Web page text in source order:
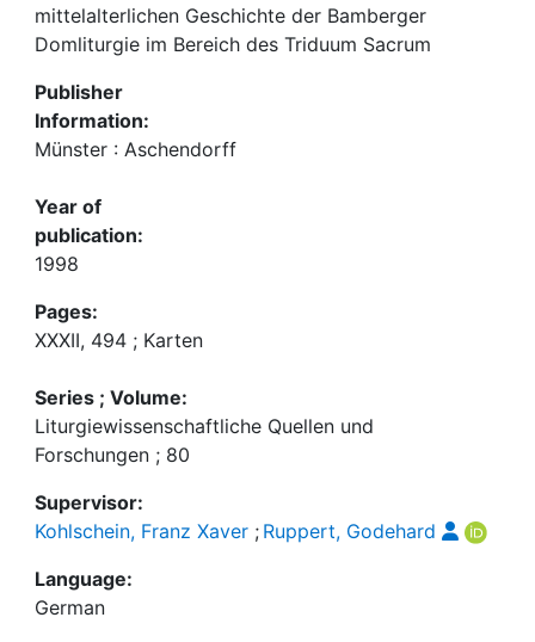
mittelalterlichen Geschichte der Bamberger
Domliturgie im Bereich des Triduum Sacrum
Publisher
Information:
Münster : Aschendorff
Year of
publication:
1998
Pages:
XXXII, 494 ; Karten
Series ; Volume:
Liturgiewissenschaftliche Quellen und
Forschungen ; 80
Supervisor:
Kohlschein, Franz Xaver ; Ruppert, Godehard
Language:
German